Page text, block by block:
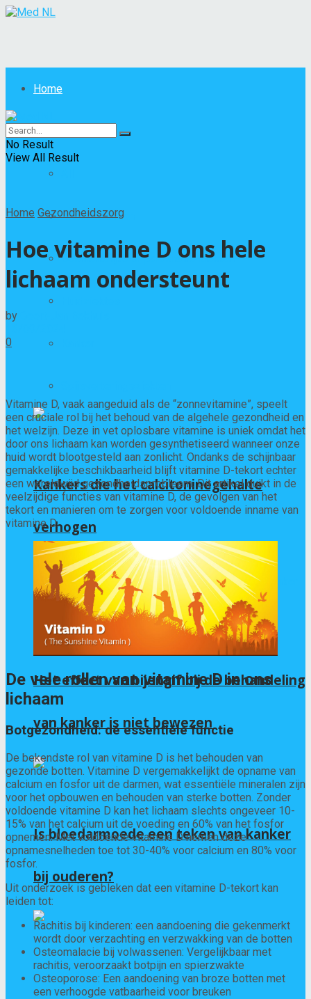
Home
Ziekten
Andere ziekten
Besmettelijke of parasitaire ziekten
Kankers die het calcitoninegehalte
verhogen
Het effect van bijengif bij de behandeling
van kanker is niet bewezen
Is bloedarmoede een teken van kanker
bij ouderen?
No Result
View All Result
Home Gezondheidszorg
Hoe vitamine D ons hele
lichaam ondersteunt
by
0
Vitamine D, vaak aangeduid als de “zonnevitamine”, speelt
een cruciale rol bij het behoud van de algehele gezondheid en
het welzijn. Deze in vet oplosbare vitamine is uniek omdat het
door ons lichaam kan worden gesynthetiseerd wanneer onze
huid wordt blootgesteld aan zonlicht. Ondanks de schijnbaar
gemakkelijke beschikbaarheid blijft vitamine D-tekort echter
een wereldwijd gezondheidsprobleem. Dit artikel duikt in de
veelzijdige functies van vitamine D, de gevolgen van het
tekort en manieren om te zorgen voor voldoende inname van
vitamine D.
De vele rollen van vitamine D in ons
lichaam
Botgezondheid: de essentiële functie
De bekendste rol van vitamine D is het behouden van
gezonde botten. Vitamine D vergemakkelijkt de opname van
calcium en fosfor uit de darmen, wat essentiële mineralen zijn
voor het opbouwen en behouden van sterke botten. Zonder
voldoende vitamine D kan het lichaam slechts ongeveer 10-
15% van het calcium uit de voeding en 60% van het fosfor
opnemen. Met voldoende vitamine D nemen deze
opnamesnelheden toe tot 30-40% voor calcium en 80% voor
fosfor.
Uit onderzoek is gebleken dat een vitamine D-tekort kan
leiden tot:
Rachitis bij kinderen: een aandoening die gekenmerkt
wordt door verzachting en verzwakking van de botten
Osteomalacie bij volwassenen: Vergelijkbaar met
rachitis, veroorzaakt botpijn en spierzwakte
Osteoporose: Een aandoening van broze botten met
een verhoogde vatbaarheid voor breuken